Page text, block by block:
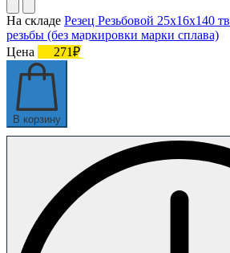
На складе Резец Резьбовой 25х16х140
резьбы (без маркировки марки сплава)
Цена
271₽
В корзину